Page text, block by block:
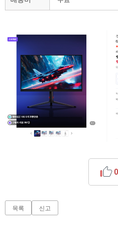
0
목록 신고